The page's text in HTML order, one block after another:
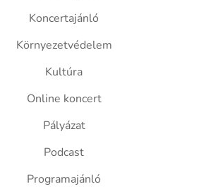
Koncertajánló
Környezetvédelem
Kultúra
Online koncert
Pályázat
Podcast
Programajánló